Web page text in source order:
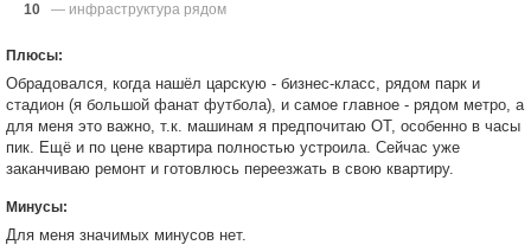
10
— инфраструктура рядом
Плюсы:
Обрадовался, когда нашёл царскую - бизнес-класс, рядом парк и
стадион (я большой фанат футбола), и самое главное - рядом метро, а
для меня это важно, т.к. машинам я предпочитаю ОТ, особенно в часы
пик. Ещё и по цене квартира полностью устроила. Сейчас уже
заканчиваю ремонт и готовлюсь переезжать в свою квартиру.
Минусы:
Для меня значимых минусов нет.